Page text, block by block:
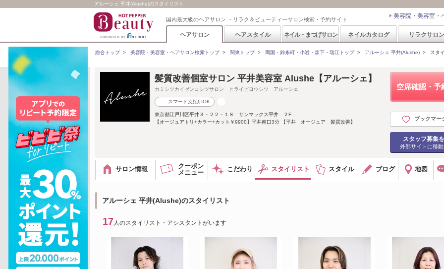
アルーシェ 平井(Alushe)のスタイリスト
国内最大級のヘアサロン ・リラク＆ビューティーサロン検索・予約サイト 美容院・美容室・
ヘアサロン ヘアスタイル ネイル・まつげサロン ネイルカタログ リラクサロン
総合トップ> 美容院・美容室・ヘアサロン検索トップ> 関東トップ> 両国・錦糸町・小岩・森下・瑞江トップ> アルーシェ 平井(Alushe) > スタ
空席確認・予
ブックマー
スタッフ募集
外部サイトに移
髪質改善個室サロン 平井美容室 Alushe【アルーシェ】
カミシツカイゼンコシツサロン ヒライビヨウシツ アルーシェ
スマート支払いOK
東京都江戸川区平井３－２２－１８ サンマックス平井 ２F
【オージュアトリ+カラー+カット￥9900】平井南口3分 【平井 オージュア 髪質改善】
サロン情報
クーポン
メニュー
こだわり スタイリスト スタイル ブログ 地図
アルーシェ 平井(Alushe)のスタイリスト
17 人のスタイリスト・アシスタントがいます